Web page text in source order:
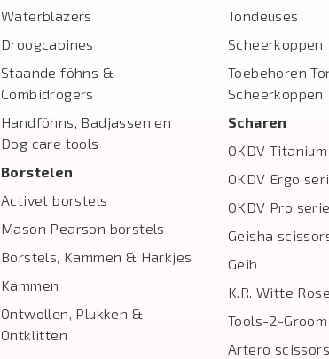
Waterblazers
Droogcabines
Staande föhns &
Combidrogers
Handföhns, Badjassen en
Dog care tools
Borstelen
Activet borstels
Mason Pearson borstels
Borstels, Kammen & Harkjes
Kammen
Ontwollen, Plukken &
Ontklitten
Tondeuses
Scheerkoppen
Toebehoren
Scheerkoppen
Scharen
OKDV Titanium
OKDV Ergo
OKDV Pro serie
Geisha
Geib
K.R. Witte
Tools-2-Groom
Artero scissors